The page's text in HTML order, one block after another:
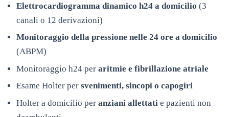
Elettrocardiogramma dinamico h24 a domicilio (3
canali o 12 derivazioni)
Monitoraggio della pressione nelle 24 ore a domicilio
(ABPM)
Monitoraggio h24 per aritmie e fibrillazione atriale
Esame Holter per svenimenti, sincopi o capogiri
Holter a domicilio per anziani allettati e pazienti non